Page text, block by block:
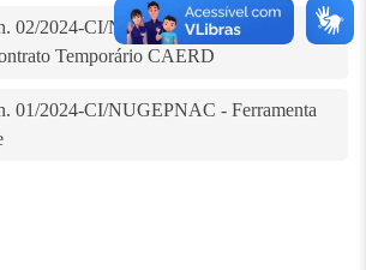
02/2024-CI/NUGEPNAC - IRDR
Temporário CAERD
01/2024-CI/NUGEPNAC - Ferramenta